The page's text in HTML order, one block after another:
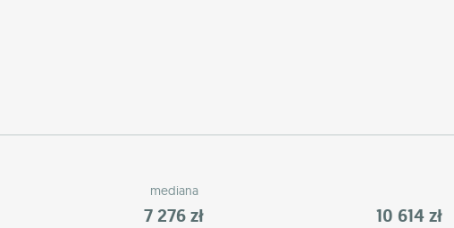
mediana
7 276 zł 10 614 zł